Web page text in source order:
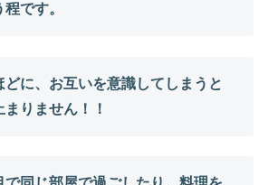
です。
どに、お互いを意識してしまうと
りません！！